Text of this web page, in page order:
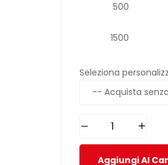
500
1500
Seleziona
Aggiungi Al